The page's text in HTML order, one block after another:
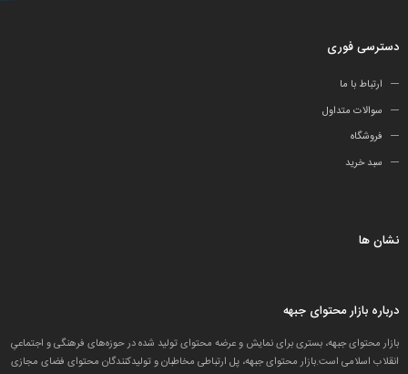
دسترسی فوری
ارتباط با ما
سوالات متداول
فروشگاه
سبد خرید
نشان ها
درباره بازار محتوای جبهه
بازار محتوای جبهه، بستری برای نمایش و عرضه محتوای تولید شده در حوزه‌های فرهنگی و اجتماعیِ
انقلاب اسلامی است.بازار محتوای جبهه، پل ارتباطی مخاطبان و تولید‌کنندگان محتوای فضای مجازی